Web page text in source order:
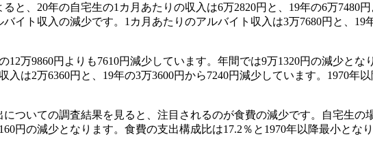
、20年の自宅生の1カ月あたりの収入は6万2820円と、19年の6万7480
イト収入の減少です。1カ月あたりのアルバイト収入は3万7680円と、19
万9860円よりも7610円減少しています。年間では9万1320円の減少と
は2万6360円と、19年の3万3600円から7240円減少しています。1970年
いての調査結果を見ると、注目されるのが食費の減少です。自宅生の
円の減少となります。食費の支出構成比は17.2％と1970年以降最小となり